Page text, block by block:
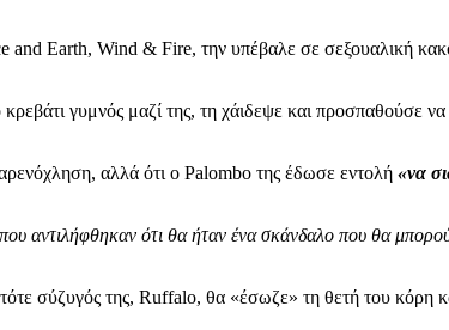
and Earth, Wind & Fire, την υπέβαλε σε σεξουαλική
γυμνός μαζί της, τη χάιδεψε και προσπαθούσε να
αλλά ότι ο Palombo της έδωσε εντολή «να
αντιλήφθηκαν ότι θα ήταν ένα σκάνδαλο που θα
σύζυγός της, Ruffalo, θα «έσωζε» τη θετή του κόρη